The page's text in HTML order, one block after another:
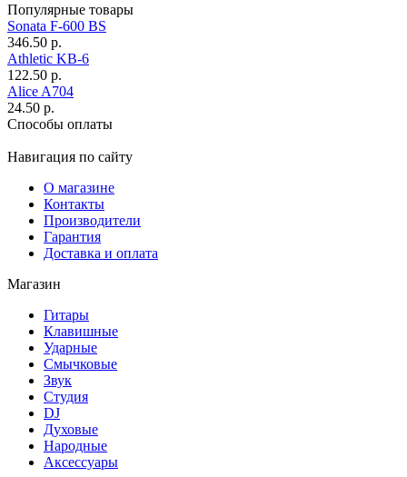
Популярные товары
Sonata F-600 BS
346.50 р.
Athletic KB-6
122.50 р.
Alice A704
24.50 р.
Способы оплаты
Навигация по сайту
О магазине
Контакты
Производители
Гарантия
Доставка и оплата
Магазин
Гитары
Клавишные
Ударные
Смычковые
Звук
Студия
DJ
Духовые
Народные
Аксессуары